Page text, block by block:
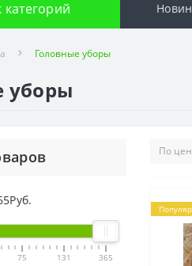
категорий
Головные уборы
уборы
Руб.
75 131 365